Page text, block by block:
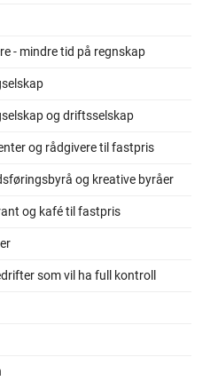
- mindre tid på regnskap
og driftsselskap
og rådgivere til fastpris
og kreative byråer
og kafé til fastpris
som vil ha full kontroll